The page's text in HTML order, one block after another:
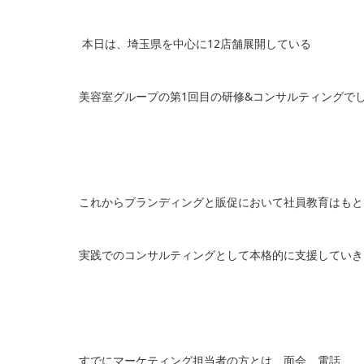
本日は、埼玉県を中心に12店舗展開している
美容室グループの第1回目の研修&コンサルティングでし
これからブランディングと販促において社員教育はもと
実践でのコンサルティングとして本格的に支援していき
すでにマーケティング担当者の方とは、面会、電話、